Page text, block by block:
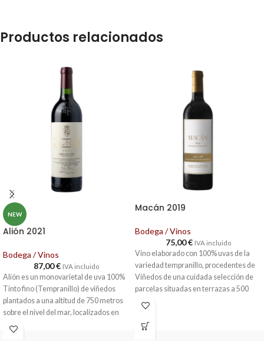
Productos relacionados
NEW
Alión 2021
Bodega / Vinos
87,00€ IVA incluido
Alión es un monovarietal de uva 100%
Tinto fino (Tempranillo) de viñedos
plantados a una altitud de 750 metros
sobre el nivel del mar, localizados en
los términos municipales de Padilla de
Macán 2019
Bodega / Vinos
75,00€ IVA incluido
Vino elaborado con 100% uvas de la
variedad tempranillo, procedentes de
Viñedos de una cuidada selección de
parcelas situadas en terrazas a 500
metros de altitud en los pueblos de San
Ábalos, Navaridas y Elvillar.